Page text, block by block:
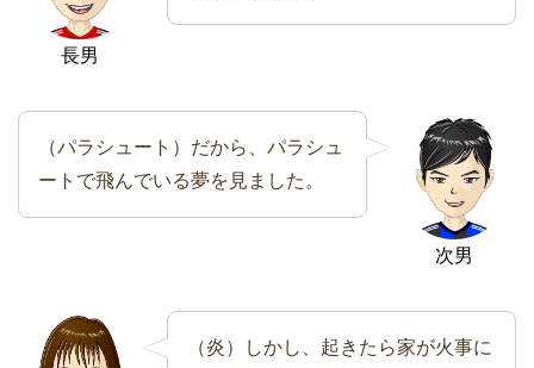
長男
次男
（パラシュート）だから、パラシュ
ートで飛んでいる夢を見ました。
（炎）しかし、起きたら家が火事に